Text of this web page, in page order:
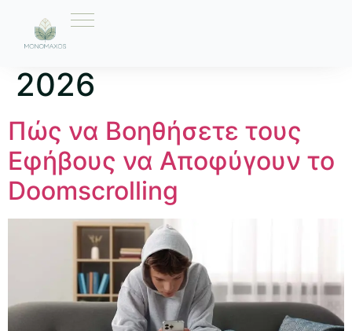
Ημέρα:
2026
Πώς να Βοηθήσετε τους
Εφήβους να Αποφύγουν το
Doomscrolling